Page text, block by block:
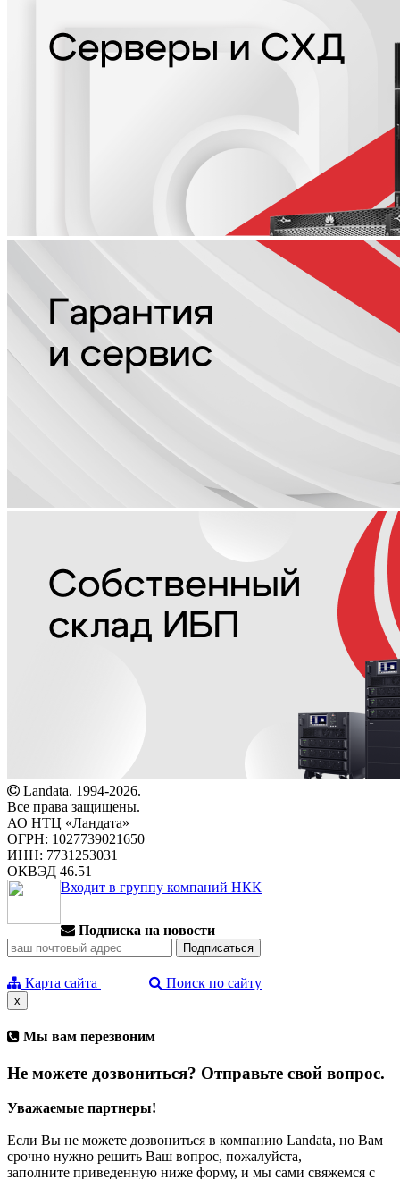
Landata. 1994-2026.
Все права защищены.
АО НТЦ «Ландата»
ОГРН: 1027739021650
ИНН: 7731253031
ОКВЭД 46.51
Входит в группу компаний НКК
Подписка на новости
Карта сайта Поиск по сайту
x
Мы вам перезвоним
Не можете дозвониться? Отправьте свой вопрос.
Уважаемые партнеры!
Если Вы не можете дозвониться в компанию Landata, но Вам
срочно нужно решить Ваш вопрос, пожалуйста,
заполните приведенную ниже форму, и мы сами свяжемся с